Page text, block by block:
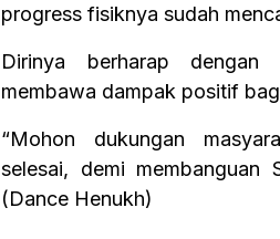
progress fisiknya sudah
Dirinya berharap
membawa dampak positif
“Mohon dukungan
selesai, demi membanguan
(Dance Henukh)